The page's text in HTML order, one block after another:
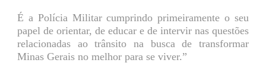
É a Polícia Militar cumprindo primeiramente o seu
papel de orientar, de educar e de intervir nas questões
relacionadas ao trânsito na busca de transformar
Minas Gerais no melhor para se viver.”